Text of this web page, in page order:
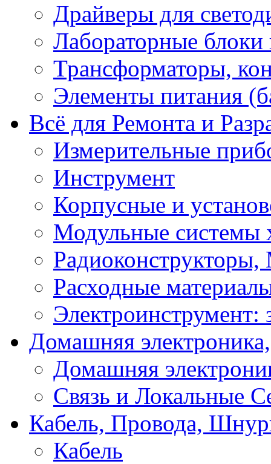
Драйверы для
Лабораторные блоки
Трансформаторы,
Элементы питания
Всё для Ремонта и
Измерительные
Инструмент
Корпусные и
Модульные системы
Расходные
Электроинструмент:
Домашняя
Домашняя
Связь и Локальные
Кабель, Провода,
Кабель